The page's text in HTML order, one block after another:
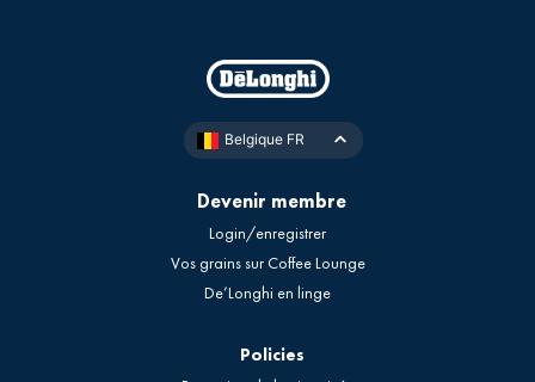
Belgique FR
Devenir membre
Login/enregistrer
Vos grains sur Coffee Lounge
De’Longhi en linge
Policies